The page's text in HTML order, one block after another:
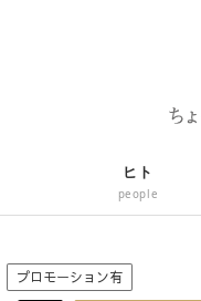
ヒト
people
プロモーション有